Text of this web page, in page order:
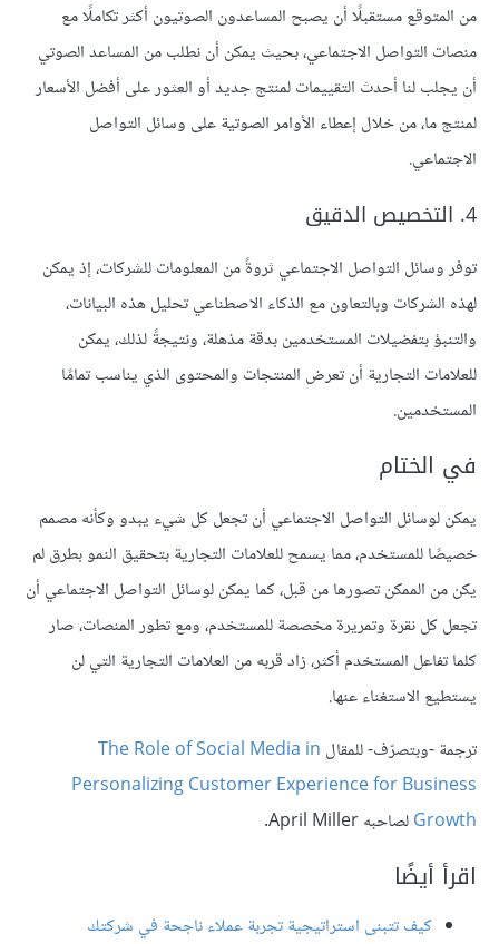
من المتوقع مستقبلًا أن يصبح المساعدون الصوتيون أكثر تكاملًا مع
منصات التواصل الاجتماعي، بحيث يمكن أن نطلب من المساعد الصوتي
أن يجلب لنا أحدث التقييمات لمنتج جديد أو العثور على أفضل الأسعار
لمنتج ما، من خلال إعطاء الأوامر الصوتية على وسائل التواصل
الاجتماعي.
4. التخصيص الدقيق
توفر وسائل التواصل الاجتماعي ثروةً من المعلومات للشركات، إذ يمكن
لهذه الشركات وبالتعاون مع الذكاء الاصطناعي تحليل هذه البيانات،
والتنبؤ بتفضيلات المستخدمين بدقة مذهلة، ونتيجةً لذلك، يمكن
للعلامات التجارية أن تعرض المنتجات والمحتوى الذي يناسب تمامًا
المستخدمين.
في الختام
يمكن لوسائل التواصل الاجتماعي أن تجعل كل شيء يبدو وكأنه مصمم
خصيصًا للمستخدم، مما يسمح للعلامات التجارية بتحقيق النمو بطرق لم
يكن من الممكن تصورها من قبل، كما يمكن لوسائل التواصل الاجتماعي أن
تجعل كل نقرة وتمريرة مخصصة للمستخدم، ومع تطور المنصات، صار
كلما تفاعل المستخدم أكثر، زاد قربه من العلامات التجارية التي لن
يستطيع الاستغناء عنها.
ترجمة -وبتصرّف- للمقال The Role of Social Media in
Personalizing Customer Experience for Business
Growthلصاحبه April Miller.
اقرأ أيضًا
كيف تتبنى استراتيجية تجربة عملاء ناجحة في شركتك